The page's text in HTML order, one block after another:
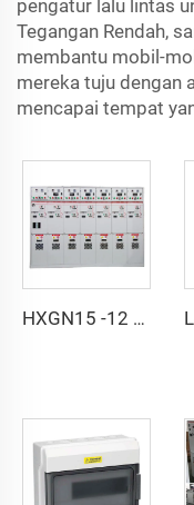
pengatur lalu lintas
Tegangan Rendah,
membantu mobil-
mereka tuju dengan
mencapai tempat
HXGN15 -12 AC peralatan saklar tertutup logam